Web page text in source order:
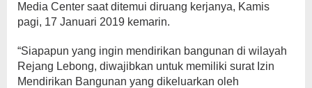
Media Center saat ditemui diruang kerjanya, Kamis
pagi, 17 Januari 2019 kemarin.
“Siapapun yang ingin mendirikan bangunan di wilayah
Rejang Lebong, diwajibkan untuk memiliki surat Izin
Mendirikan Bangunan yang dikeluarkan oleh